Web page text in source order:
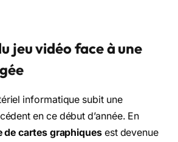
jeu vidéo face à une
informatique subit une
en ce début d’année. En
de cartes graphiquesest devenue